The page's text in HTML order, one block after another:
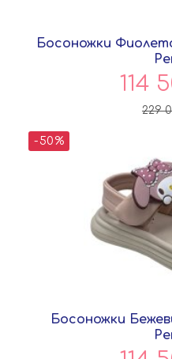
Босоножки
114
229
-50%
Босоножки